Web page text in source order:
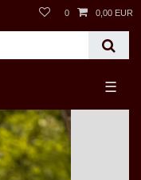
0 0,00 EUR
☰